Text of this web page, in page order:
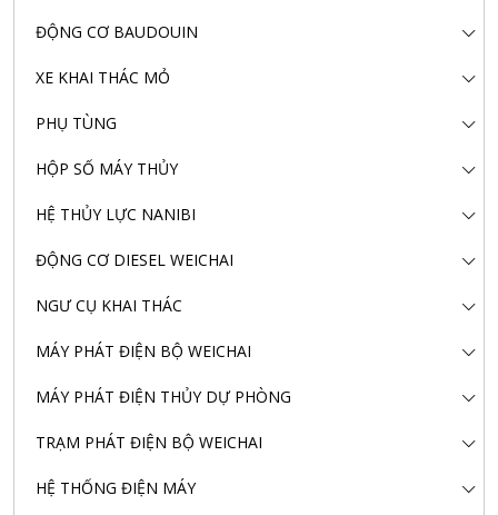
ĐỘNG CƠ BAUDOUIN
XE KHAI THÁC MỎ
PHỤ TÙNG
HỘP SỐ MÁY THỦY
HỆ THỦY LỰC NANIBI
ĐỘNG CƠ DIESEL WEICHAI
NGƯ CỤ KHAI THÁC
MÁY PHÁT ĐIỆN BỘ WEICHAI
MÁY PHÁT ĐIỆN THỦY DỰ PHÒNG
TRẠM PHÁT ĐIỆN BỘ WEICHAI
HỆ THỐNG ĐIỆN MÁY